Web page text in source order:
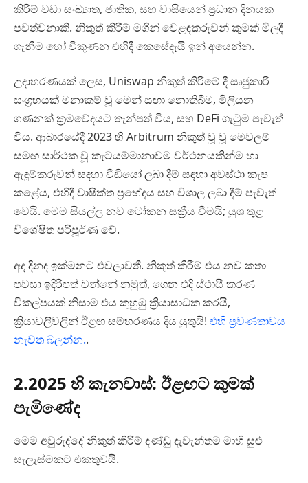
කිරීම් වඩා සංඛ්‍යාත, ජාතික, සහ වාසියෙන් ප්‍රධාන දිනයක
පවත්වනාකි. නිකුත් කිරීම් මගින් වෙළඳකරුවන් කුමක් මිලදී
ගැනීම හෝ විකුණන එහිදී කෙසේදැයි ඉන් අයෙන්න.
උදාහරණයක් ලෙස, Uniswap නිකුත් කිරීමේ දී සෘජුකාරි
සංග්‍රහයක් මනාකම් වූ මෙන් සඟා නොතිබීම, මිලියන
ගණනක් ක්‍රමවේදයට තැන්පත් විය, සහ DeFi ගැටුම පැවැත්
විය. ආබාරයේදී 2023 හි Arbitrum නිකුත් වූ වූ මෙවලම්
සමඟ සාර්ථක වූ කැටයම්මානාවම වර්ථනයකින්ම හා
ඇඳුම්කරුවන් සදහා වීඩියෝ ලබා දීම් සඳහා අවස්ථා කැප
කළේය, එහිදී වාෂික්ත ප්‍රභේදය සහ විශාල ලබා දීම් පැවැත්
වෙයි. මෙම සියල්ල නව ටෝකන සක්‍රීය වීමයි; යුශ තුළ
විශේෂිත පරිපූර්ණ වේ.
අද දිනද ඉක්මනට එවලාවතී. නිකුත් කිරීම් එය නව කතා
පවසා ඉදිරිපත් වන්නේ නමුත්, ගෙන එදි ස්ථායී කරණ
විකල්පයක් නිසාම එය කුහුඹු ක්‍රියාසාධක කරයි,
ක්‍රියාවලිවලින් ඊළඟ සම්හරණය දිය යුතුයි! එහි ප්‍රවණතාවය
නැවත බලන්න..
2.2025 හි කැනවාස්: ඊළඟට කුමක්
පැමිණේද
මෙම අවුරුද්දේ නිකුත් කිරීම් දණ්ඩු දැවැන්තම මාහි සුළු
සැලැස්මකට එකතුවයි.